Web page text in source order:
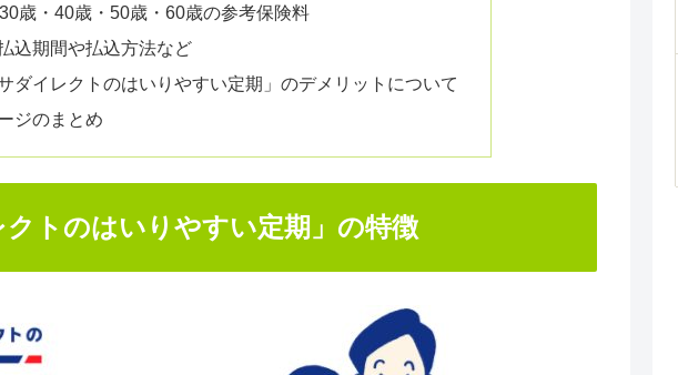
歳・40歳・50歳・60歳の参考保険料
込期間や払込方法など
サダイレクトのはいりやすい定期」のデメリットについて
ジのまとめ
クトのはいりやすい定期」の特徴